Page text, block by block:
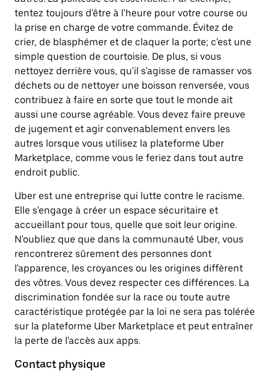
tentez toujours d'être à l'heure pour votre course ou
la prise en charge de votre commande. Évitez de
crier, de blasphémer et de claquer la porte; c'est une
simple question de courtoisie. De plus, si vous
nettoyez derrière vous, qu'il s'agisse de ramasser vos
déchets ou de nettoyer une boisson renversée, vous
contribuez à faire en sorte que tout le monde ait
aussi une course agréable. Vous devez faire preuve
de jugement et agir convenablement envers les
autres lorsque vous utilisez la plateforme Uber
Marketplace, comme vous le feriez dans tout autre
endroit public.
Uber est une entreprise qui lutte contre le racisme.
Elle s'engage à créer un espace sécuritaire et
accueillant pour tous, quelle que soit leur origine.
N'oubliez que que dans la communauté Uber, vous
rencontrerez sûrement des personnes dont
l'apparence, les croyances ou les origines diffèrent
des vôtres. Vous devez respecter ces différences. La
discrimination fondée sur la race ou toute autre
caractéristique protégée par la loi ne sera pas tolérée
sur la plateforme Uber Marketplace et peut entraîner
la perte de l'accès aux apps.
Contact physique